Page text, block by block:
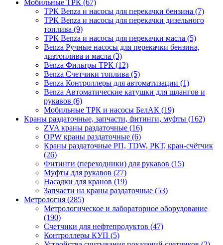
Мобильные ТРК (67)
ТРК Benza и насосы для перекачки бензина (7)
ТРК Benza и насосы для перекачки дизельного
топлива (9)
ТРК Benza и насосы для перекачки масла (5)
Benza Ручные насосы для перекачки бензина,
дизтоплива и масла (3)
Benza Фильтры ТРК (12)
Benza Счетчики топлива (5)
Benza Контроллеры для автоматизации (1)
Benza Автоматические катушки для шлангов и
рукавов (6)
Мобильные ТРК и насосы БелАК (19)
Краны раздаточные, запчасти, фитинги, муфты (162)
ZVA краны раздаточные (16)
OPW краны раздаточные (6)
Краны раздаточные РП, TDW, РКТ, кран-счётчик
(26)
Фитинги (переходники) для рукавов (15)
Муфты для рукавов (27)
Насадки для кранов (19)
Запчасти на краны раздаточные (53)
Метрология (285)
Метрологическое и лабораторное оборудование
(190)
Счетчики для нефтепродуктов (47)
Контроллеры КУП (5)